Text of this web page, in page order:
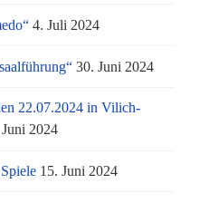
4. Juli 2024
30. Juni 2024
22.07.2024 in Vilich-
2024
15. Juni 2024